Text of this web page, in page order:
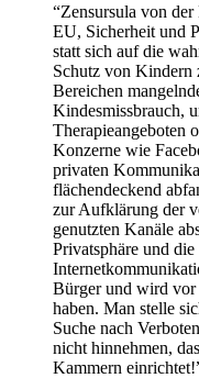
“Zensursula von
EU, Sicherheit und
statt sich auf die
Schutz von Kindern
Bereichen
Kindesmissbrauch,
Therapieangeboten
Konzerne wie
privaten
flächendeckend
zur Aufklärung der
genutzten Kanäle
Privatsphäre und
Bürger und wird vor
haben. Man stelle
Suche nach
nicht hinnehmen,
Kammern